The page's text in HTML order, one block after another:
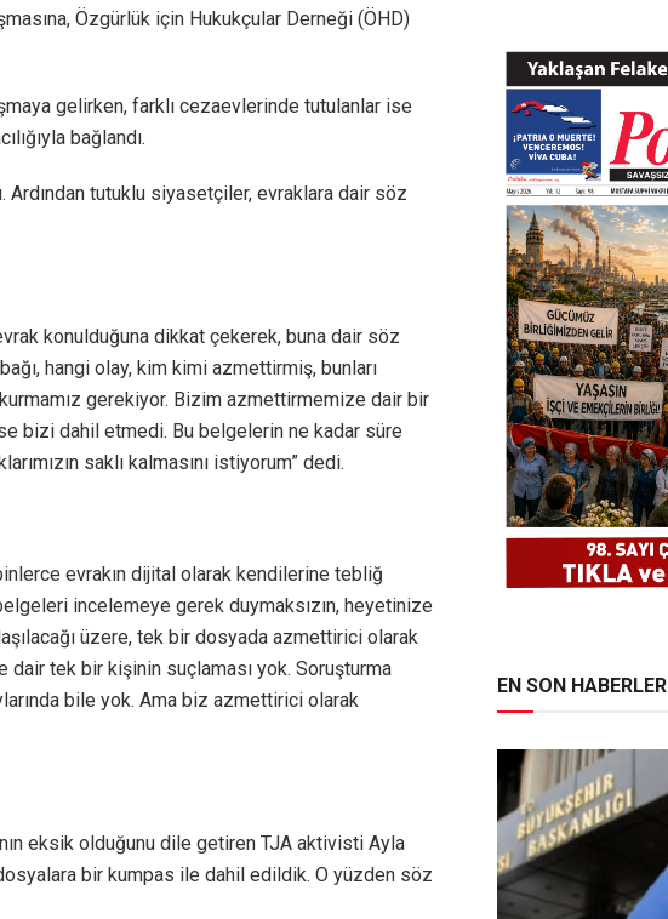
Özgürlük için Hukukçular Derneği (ÖHD)
gelirken, farklı cezaevlerinde tutulanlar ise
bağlandı.
Ardından tutuklu siyasetçiler, evraklara dair söz
konulduğuna dikkat çekerek, buna dair söz
hangi olay, kim kimi azmettirmiş, bunları
gerekiyor. Bizim azmettirmemize dair bir
bizi dahil etmedi. Bu belgelerin ne kadar süre
saklı kalmasını istiyorum” dedi.
evrakın dijital olarak kendilerine tebliğ
incelemeye gerek duymaksızın, heyetinize
üzere, tek bir dosyada azmettirici olarak
tek bir kişinin suçlaması yok. Soruşturma
bile yok. Ama biz azmettirici olarak
eksik olduğunu dile getiren TJA aktivisti Ayla
bir kumpas ile dahil edildik. O yüzden söz
EN SON HABERLER